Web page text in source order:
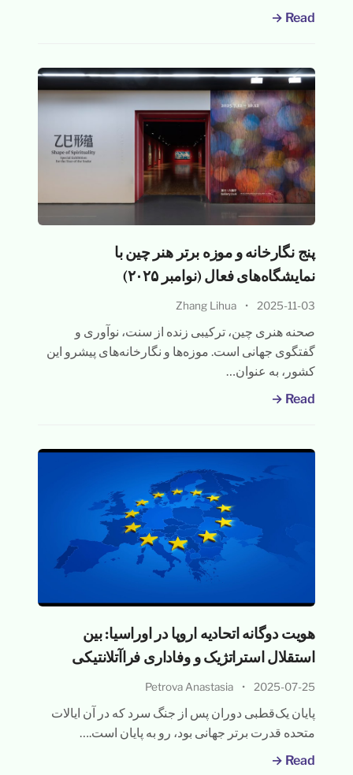
Read →
پنج نگارخانه و موزه برتر هنر چین با
نمایشگاه‌های فعال (نوامبر ۲۰۲۵)
2025-11-03
•
Zhang Lihua
صحنه هنری چین، ترکیبی زنده از سنت، نوآوری و
گفتگوی جهانی است. موزه‌ها و نگارخانه‌های پیشرو این
کشور، به عنوان…
Read →
هویت دوگانه اتحادیه اروپا در اوراسیا: بین
استقلال استراتژیک و وفاداری فراآتلانتیکی
2025-07-25
•
Petrova Anastasia
پایان یک‌قطبی دوران پس از جنگ سرد که در آن ایالات
متحده قدرت برتر جهانی بود، رو به پایان است.…
Read →